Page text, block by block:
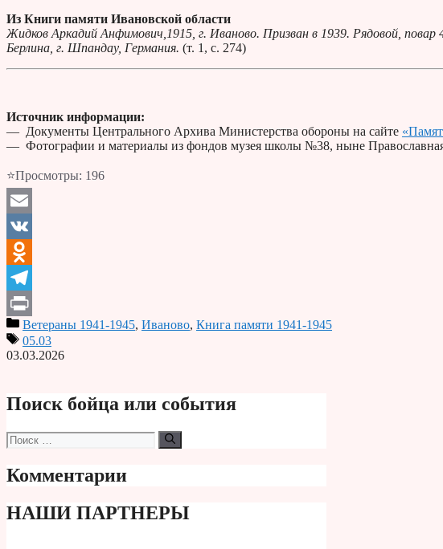
Из Книги памяти Ивановской области
Жидков Аркадий Анфимович,1915, г. Иваново. Призван в 1939. Рядовой,
Берлина, г. Шпандау, Германия. (т. 1, с. 274)
Источник информации:
— Документы Центрального Архива Министерства обороны на сайте
— Фотографии и материалы из фондов музея школы №38, ныне
⭐Просмотры: 196
Email
VK
Odnoklassniki
Telegram
PrintВетераны 1941-1945, Иваново, Книга памяти 1941-1945
05.03
03.03.2026
Поиск бойца или события
Поиск:
Комментарии
НАШИ ПАРТНЕРЫ